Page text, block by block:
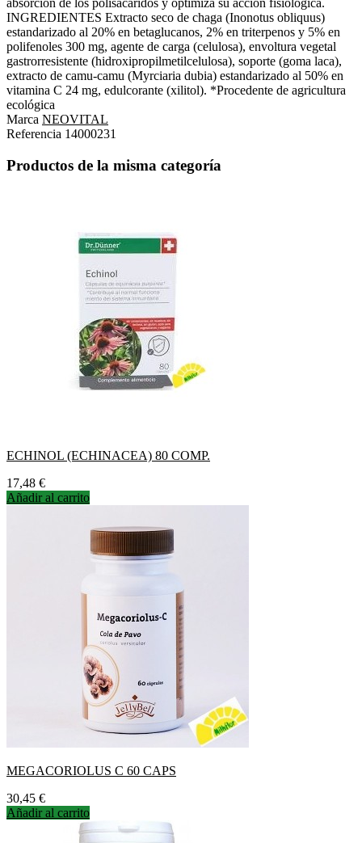
absorción de los polisacáridos y optimiza su acción fisiológica.
INGREDIENTES Extracto seco de chaga (Inonotus obliquus)
estandarizado al 20% en betaglucanos, 2% en triterpenos y 5% en
polifenoles 300 mg, agente de carga (celulosa), envoltura vegetal
gastrorresistente (hidroxipropilmetilcelulosa), soporte (goma laca),
extracto de camu-camu (Myrciaria dubia) estandarizado al 50% en
vitamina C 24 mg, edulcorante (xilitol). *Procedente de agricultura
ecológica
Marca NEOVITAL
Referencia 14000231
Productos de la misma categoría
ECHINOL (ECHINACEA) 80 COMP.
Precio
17,48 €
Añadir al carrito
MEGACORIOLUS C 60 CAPS
Precio
30,45 €
Añadir al carrito